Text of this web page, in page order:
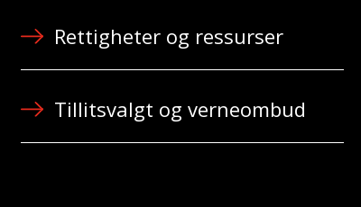
Rettigheter og ressurser
Tillitsvalgt og verneombud